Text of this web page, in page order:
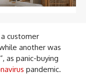
customer
another was
as panic-buying
pandemic.